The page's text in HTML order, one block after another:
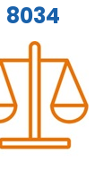
8034